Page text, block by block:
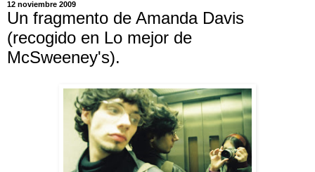
12 noviembre 2009
Un fragmento de Amanda Davis
(recogido en Lo mejor de
McSweeney's).